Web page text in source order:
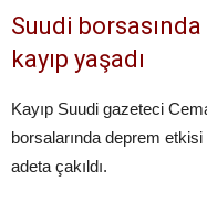
Suudi
kayıp yaşadı
Kayıp Suudi gazeteci
borsalarında deprem
adeta çakıldı.